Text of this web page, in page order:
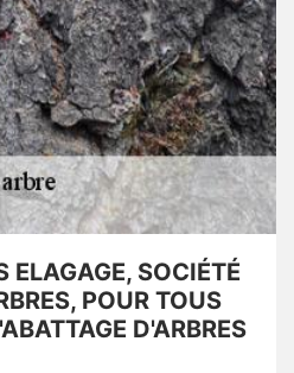
ELAGAGE, SOCIÉTÉ
POUR TOUS
D'ARBRES